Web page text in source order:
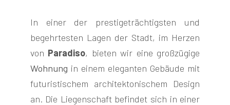
In einer der prestigeträchtigsten und
begehrtesten Lagen der Stadt, im Herzen
von Paradiso, bieten wir eine großzügige
Wohnung in einem eleganten Gebäude mit
futuristischem architektonischem Design
an. Die Liegenschaft befindet sich in einer